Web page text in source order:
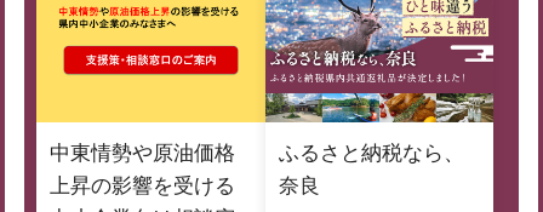
中東情勢や原油価格
上昇の影響を受ける
ふるさと納税なら、
奈良